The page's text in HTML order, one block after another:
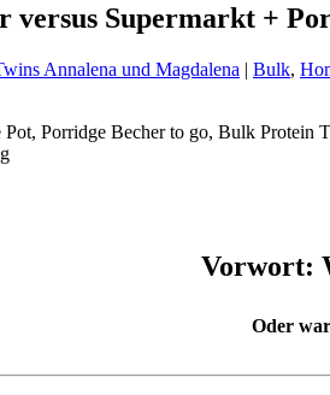
Supermarkt +
Annalena und Magdalena | Bulk,
Vorwort:
Oder